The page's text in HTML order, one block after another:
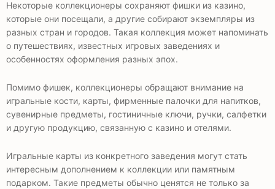
Некоторые коллекционеры сохраняют фишки из казино,
которые они посещали, а другие собирают экземпляры из
разных стран и городов. Такая коллекция может напоминать
о путешествиях, известных игровых заведениях и
особенностях оформления разных эпох.
Помимо фишек, коллекционеры обращают внимание на
игральные кости, карты, фирменные палочки для напитков,
сувенирные предметы, гостиничные ключи, ручки, салфетки
и другую продукцию, связанную с казино и отелями.
Игральные карты из конкретного заведения могут стать
интересным дополнением к коллекции или памятным
подарком. Такие предметы обычно ценятся не только за